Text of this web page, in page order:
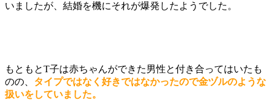
いましたが、結婚を機にそれが爆発したようでした。
もともとT子は赤ちゃんができた男性と付き合ってはいたも
のの、 タイプではなく好きではなかったので金ヅルのような
扱いをしていました。